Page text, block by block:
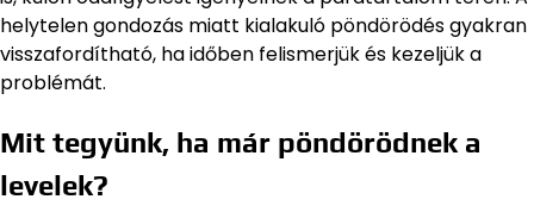
helytelen gondozás miatt kialakuló pöndörödés gyakran
visszafordítható, ha időben felismerjük és kezeljük a
problémát.
Mit tegyünk, ha már pöndörödnek a
levelek?